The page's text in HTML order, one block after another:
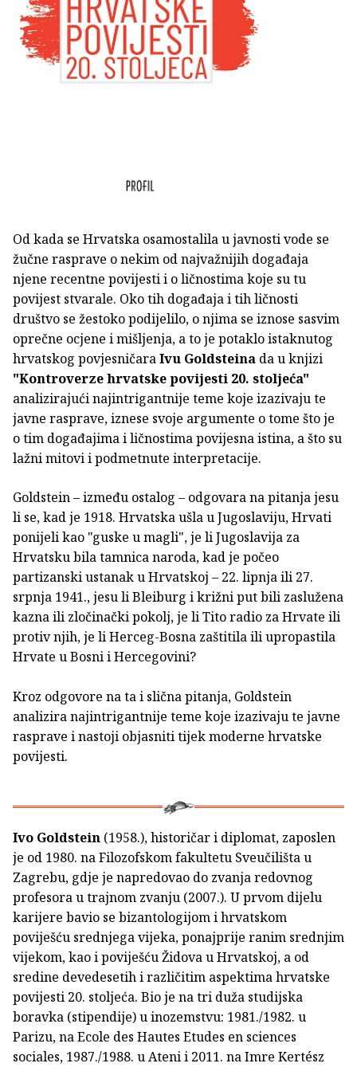
Od kada se Hrvatska osamostalila u javnosti vode se
žučne rasprave o nekim od najvažnijih događaja
njene recentne povijesti i o ličnostima koje su tu
povijest stvarale. Oko tih događaja i tih ličnosti
društvo se žestoko podijelilo, o njima se iznose sasvim
oprečne ocjene i mišljenja, a to je potaklo istaknutog
hrvatskog povjesničaraIvu Goldsteina da u knjizi
"Kontroverze hrvatske povijesti 20. stoljeća"
analizirajući najintrigantnije teme koje izazivaju te
javne rasprave, iznese svoje argumente o tome što je
o tim događajima i ličnostima povijesna istina, a što su
lažni mitovi i podmetnute interpretacije.
Goldstein – između ostalog – odgovara na pitanja jesu
li se, kad je 1918. Hrvatska ušla u Jugoslaviju, Hrvati
ponijeli kao "guske u magli", je li Jugoslavija za
Hrvatsku bila tamnica naroda, kad je počeo
partizanski ustanak u Hrvatskoj – 22. lipnja ili 27.
srpnja 1941., jesu li Bleiburg i križni put bili zaslužena
kazna ili zločinački pokolj, je li Tito radio za Hrvate ili
protiv njih, je li Herceg-Bosna zaštitila ili upropastila
Hrvate u Bosni i Hercegovini?
Kroz odgovore na ta i slična pitanja, Goldstein
analizira najintrigantnije teme koje izazivaju te javne
rasprave i nastoji objasniti tijek moderne hrvatske
povijesti.
Ivo Goldstein (1958.), historičar i diplomat, zaposlen
je od 1980. na Filozofskom fakultetu Sveučilišta u
Zagrebu, gdje je napredovao do zvanja redovnog
profesora u trajnom zvanju (2007.). U prvom dijelu
karijere bavio se bizantologijom i hrvatskom
poviješću srednjega vijeka, ponajprije ranim srednjim
vijekom, kao i poviješću Židova u Hrvatskoj, a od
sredine devedesetih i različitim aspektima hrvatske
povijesti 20. stoljeća. Bio je na tri duža studijska
boravka (stipendije) u inozemstvu: 1981./1982. u
Parizu, na Ecole des Hautes Etudes en sciences
sociales, 1987./1988. u Ateni i 2011. na Imre Kertész